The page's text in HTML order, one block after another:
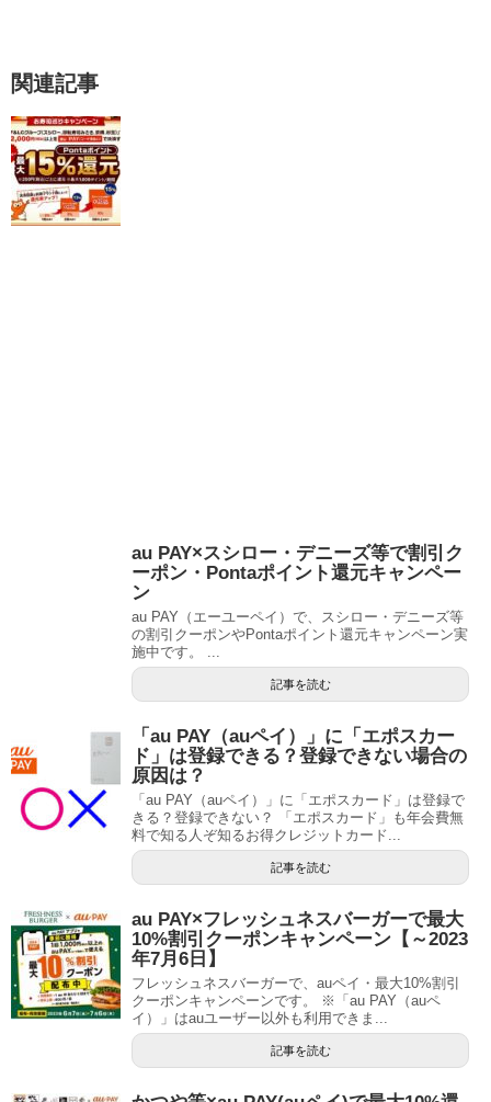
関連記事
au PAY×スシロー・デニーズ等で割引ク
ーポン・Pontaポイント還元キャンペー
ン
au PAY（エーユーペイ）で、スシロー・デニーズ等
の割引クーポンやPontaポイント還元キャンペーン実
施中です。 ...
記事を読む
「au PAY（auペイ）」に「エポスカー
ド」は登録できる？登録できない場合の
原因は？
「au PAY（auペイ）」に「エポスカード」は登録で
きる？登録できない？ 「エポスカード」も年会費無
料で知る人ぞ知るお得クレジットカード...
記事を読む
au PAY×フレッシュネスバーガーで最大
10%割引クーポンキャンペーン【～2023
年7月6日】
フレッシュネスバーガーで、auペイ・最大10%割引
クーポンキャンペーンです。 ※「au PAY（auペ
イ）」はauユーザー以外も利用できま...
記事を読む